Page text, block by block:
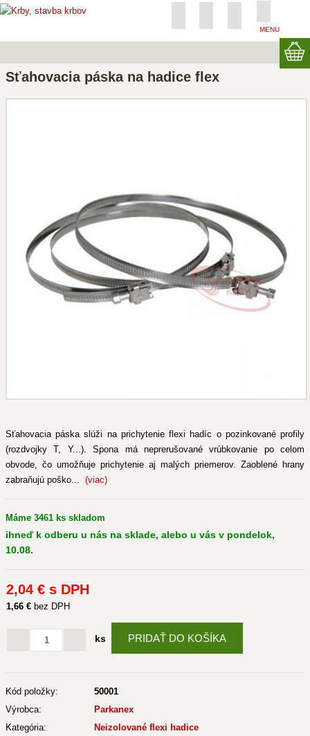
MENU
Sťahovacia páska na hadice flex
Sťahovacia páska slúži na prichytenie flexi hadíc o pozinkované profily
(rozdvojky T, Y...). Spona má neprerušované vrúbkovanie po celom
obvode, čo umožňuje prichytenie aj malých priemerov. Zaoblené hrany
zabraňujú poško... (viac)
Máme 3461 ks skladom
ihneď k odberu u nás na sklade, alebo u vás v pondelok,
10.08.
2,04 € s DPH
1,66 € bez DPH
ks PRIDAŤ DO KOŠÍKA
Kód položky:
50001
Výrobca:
Parkanex
Kategória:
Neizolované flexi hadice